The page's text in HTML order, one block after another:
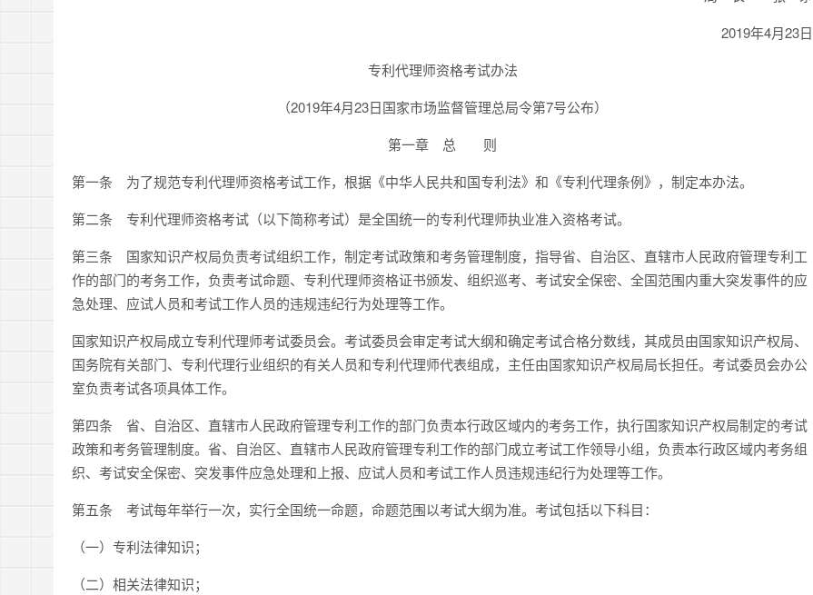
2019年4月23日
专利代理师资格考试办法
（2019年4月23日国家市场监督管理总局令第7号公布）
第一章 总 则
第一条 为了规范专利代理师资格考试工作，根据《中华人民共和国专利法》和《专利代理条例》，制定本办法。
第二条 专利代理师资格考试（以下简称考试）是全国统一的专利代理师执业准入资格考试。
第三条 国家知识产权局负责考试组织工作，制定考试政策和考务管理制度，指导省、自治区、直辖市人民政府管理专利工
作的部门的考务工作，负责考试命题、专利代理师资格证书颁发、组织巡考、考试安全保密、全国范围内重大突发事件的应
急处理、应试人员和考试工作人员的违规违纪行为处理等工作。
国家知识产权局成立专利代理师考试委员会。考试委员会审定考试大纲和确定考试合格分数线，其成员由国家知识产权局、
国务院有关部门、专利代理行业组织的有关人员和专利代理师代表组成，主任由国家知识产权局局长担任。考试委员会办公
室负责考试各项具体工作。
第四条 省、自治区、直辖市人民政府管理专利工作的部门负责本行政区域内的考务工作，执行国家知识产权局制定的考试
政策和考务管理制度。省、自治区、直辖市人民政府管理专利工作的部门成立考试工作领导小组，负责本行政区域内考务组
织、考试安全保密、突发事件应急处理和上报、应试人员和考试工作人员违规违纪行为处理等工作。
第五条 考试每年举行一次，实行全国统一命题，命题范围以考试大纲为准。考试包括以下科目：
（一）专利法律知识；
（二）相关法律知识；